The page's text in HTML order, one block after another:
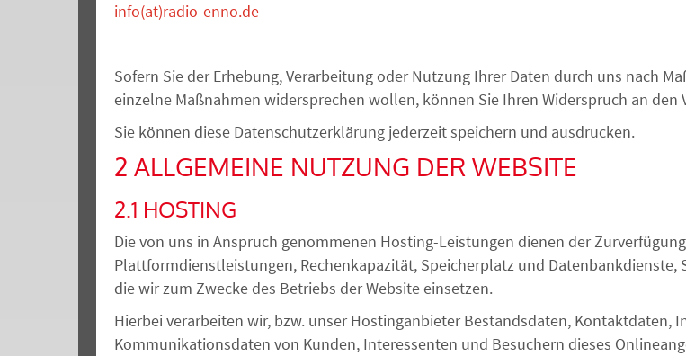
info(at)radio-enno.de
Sofern Sie der Erhebung, Verarbeitung oder Nutzung Ihrer Daten durch uns nach
einzelne Maßnahmen widersprechen wollen, können Sie Ihren Widerspruch an den
Sie können diese Datenschutzerklärung jederzeit speichern und ausdrucken.
2 ALLGEMEINE NUTZUNG DER WEBSITE
2.1 HOSTING
Die von uns in Anspruch genommenen Hosting-Leistungen dienen der
Plattformdienstleistungen, Rechenkapazität, Speicherplatz und
die wir zum Zwecke des Betriebs der Websiteeinsetzen.
Hierbei verarbeiten wir, bzw. unser Hostinganbieter Bestandsdaten, Kontaktdaten,
Kommunikationsdaten von Kunden, Interessenten und Besuchern dieses